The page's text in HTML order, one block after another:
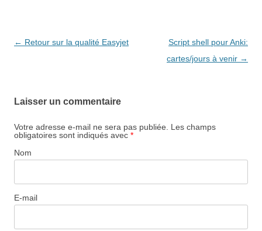
Navigation
← Retour sur la qualité Easyjet
Script shell pour Anki:
cartes/jours à venir →
Laisser un commentaire
Votre adresse e-mail ne sera pas publiée.
Les champs
obligatoires sont indiqués avec *
Nom
E-mail